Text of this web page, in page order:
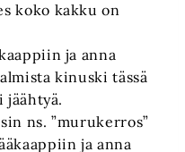
koko kakku on
ja anna
kinuski tässä
jäähtyä.
ns. ”murukerros”
ja anna